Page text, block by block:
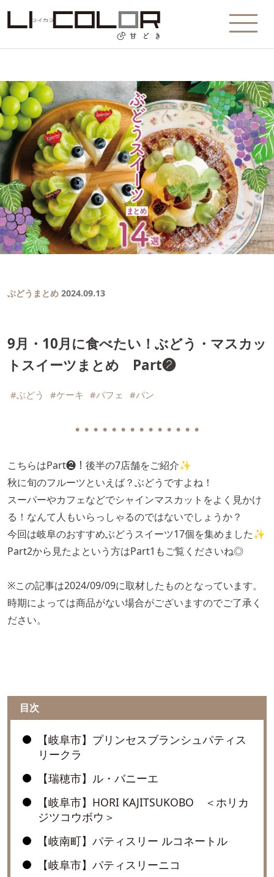
ぶどうまとめ 2024.09.13
9月・10月に食べたい！ぶどう・マスカッ
トスイーツまとめ Part❷
#ぶどう #ケーキ #パフェ #パン
● ● ● ● ● ● ● ● ● ● ● ● ● ●
こちらはPart❷！後半の7店舗をご紹介✨
秋に旬のフルーツといえば？ぶどうですよね！
スーパーやカフェなどでシャインマスカットをよく見かけ
る！なんて人もいらっしゃるのではないでしょうか？
今回は岐阜のおすすめぶどうスイーツ17個を集めました✨
Part2から見たよという方はPart1もご覧くださいね◎
※この記事は2024/09/09に取材したものとなっています。
時期によっては商品がない場合がございますのでご了承く
ださい。
目次
【岐阜市】プリンセスブランシュパティス
リークラ
【瑞穂市】ル・バニーエ
【岐阜市】HORI KAJITSUKOBO ＜ホリカ
ジツコウボウ＞
【岐南町】パティスリー ルコネートル
【岐阜市】パティスリーニコ